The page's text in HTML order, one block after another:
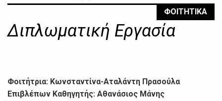
ΦΟΙΤΗΤΙΚΑ
Διπλωματική Εργασία
Φοιτήτρια: Κωνσταντίνα-Αταλάντη Πρασούλα
Επιβλέπων Καθηγητής: Αθανάσιος Μάνης